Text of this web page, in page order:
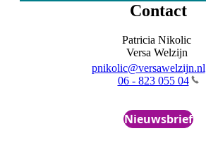
Contact
Patricia Nikolic
Versa Welzijn
pnikolic@versawelzijn.nl
06 - 823 055 04
Nieuwsbrief